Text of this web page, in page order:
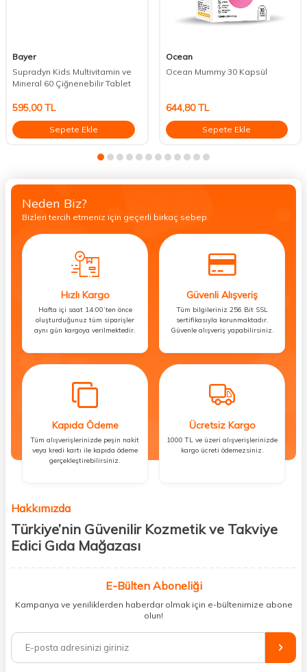
Bayer
Supradyn Kids Multivitamin ve
Mineral 60 Çiğnenebilir Tablet
595,00TL
Sepete Ekle
Ocean
Ocean Mummy 30 Kapsül
644,80TL
Sepete Ekle
Neden Biz?
Bizleri tercih etmeniz için geçerli birkaç sebep.
Hızlı Kargo
Hafta içi saat 14:00’ten önce
oluşturduğunuz tüm siparişler
aynı gün kargoya verilmektedir.
Güvenli Alışveriş
Tüm bilgileriniz 256 Bit SSL
sertifikasıyla korunmaktadır.
Güvenle alışveriş yapabilirsiniz.
Kapıda Ödeme
Tüm alışverişlerinizde peşin nakit
veya kredi kartı ile kapıda ödeme
gerçekleştirebilirsiniz.
Ücretsiz Kargo
1000 TL ve üzeri alışverişlerinizde
kargo ücreti ödemezsiniz.
Hakkımızda
Türkiye’nin Güvenilir Kozmetik ve Takviye
Edici Gıda Mağazası
kişisel bakım hem de takviye edici gıda ürünlerini sizlerle
buluşturuyoruz. Artık mağaza mağaza dolaşmanıza gerek yok;
ihtiyacınız olan her şeyi tek bir çatı altında topluyor ve kapınıza kadar
%100 orijinal kozmetik ve sağlık ürünleriyle güzelliğinizi tamamlayabilir,
vücudunuzu desteklemek için güvenilir takviye edici gıdalara
E-Bülten Aboneliği
Kampanya ve yeniliklerden haberdar olmak için e-bültenimize abone
olun!